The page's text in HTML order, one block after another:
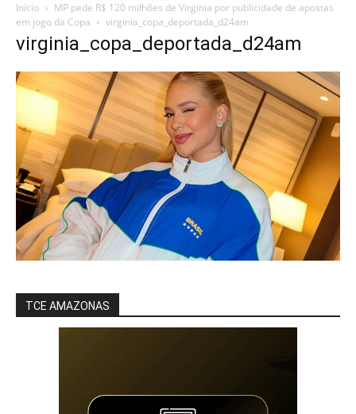
Início
MP pede R$ 120 milhões de Virginia por publicidade de apostas
em jogo da Copa
virginia_copa_deportada_d24am
virginia_copa_deportada_d24am
TCE AMAZONAS